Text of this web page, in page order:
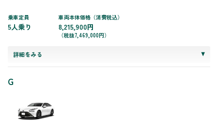
乗車定員
5人乗り
車両本体価格（消費税込）
8,215,900円
（税抜7,469,000円）
詳細をみる
G